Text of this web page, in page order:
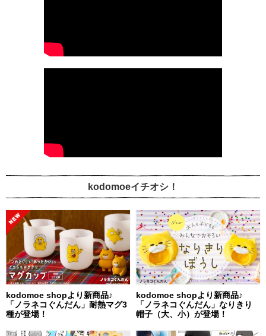
kodomoeイチオシ！
kodomoe shopより新商品♪
「ノラネコぐんだん」耐熱マグ3
種が登場！
kodomoe shopより新商品♪
「ノラネコぐんだん」なりきり
帽子（大、小）が登場！